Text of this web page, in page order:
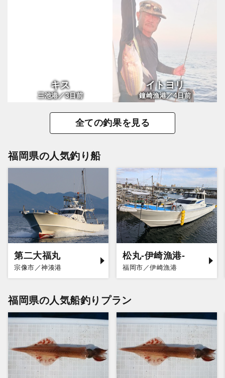
キス
三池港／3日前
イトヨリ
鐘崎漁港／4日前
全ての釣果を見る
福岡県の人気釣り船
第二大福丸
宗像市／神湊港
松丸-伊崎漁港-
福岡市／伊崎漁港
福岡県の人気船釣りプラン